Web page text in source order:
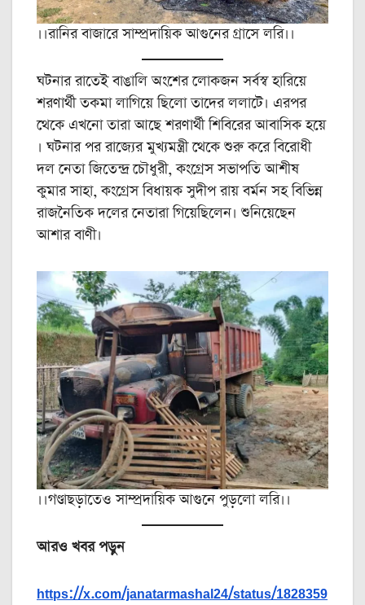
।।রানির বাজারে সাম্প্রদায়িক আগুনের গ্রাসে লরি।।
ঘটনার রাতেই বাঙালি অংশের লোকজন সর্বস্ব হারিয়ে
শরণার্থী তকমা লাগিয়ে ছিলো তাদের ললাটে। এরপর
থেকে এখনো তারা আছে শরণার্থী শিবিরের আবাসিক হয়ে
। ঘটনার পর রাজ্যের মুখ্যমন্ত্রী থেকে শুরু করে বিরোধী
দল নেতা জিতেন্দ্র চৌধুরী, কংগ্রেস সভাপতি আশীষ
কুমার সাহা, কংগ্রেস বিধায়ক সুদীপ রায় বর্মন সহ বিভিন্ন
রাজনৈতিক দলের নেতারা গিয়েছিলেন। শুনিয়েছেন
আশার বাণী।
।।গণ্ডাছড়াতেও সাম্প্রদায়িক আগুনে পুড়লো লরি।।
আরও খবর পড়ুন
https://x.com/janatarmashal24/status/1828359